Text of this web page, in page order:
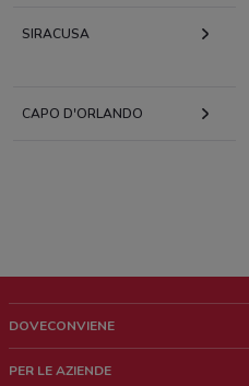
SIRACUSA
CAPO D'ORLANDO
DOVECONVIENE
PER LE AZIENDE